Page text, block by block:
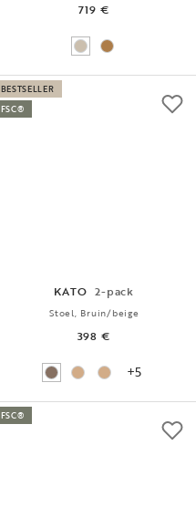
719 €
KATO 2-pack
Stoel, Bruin/beige
398 €
+5
BESTSELLER
FSC®
FSC®